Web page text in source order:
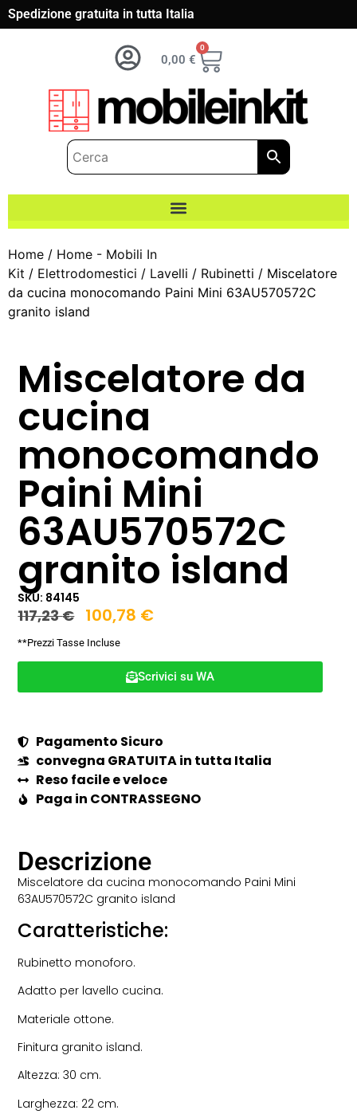
Spedizione gratuita in tutta Italia
0,00 €
0
Home / Home - Mobili In
Kit / Elettrodomestici / Lavelli / Rubinetti / Miscelatore
da cucina monocomando Paini Mini 63AU570572C
granito island
Miscelatore da
cucina
monocomando
Paini Mini
63AU570572C
granito island
SKU: 84145
117,23€ 100,78 €
**Prezzi Tasse Incluse
Scrivici su WA
Pagamento Sicuro
convegna GRATUITA in tutta Italia
Reso facile e veloce
Paga in CONTRASSEGNO
Descrizione
Miscelatore da cucina monocomando Paini Mini
63AU570572C granito island
Caratteristiche:
Rubinetto monoforo.
Adatto per lavello cucina.
Materiale ottone.
Finitura granito island.
Altezza: 30 cm.
Larghezza: 22 cm.